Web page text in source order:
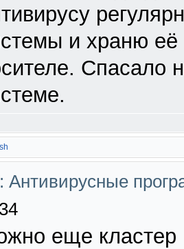
и храню
Спасало
Антивирусные
еще кластер